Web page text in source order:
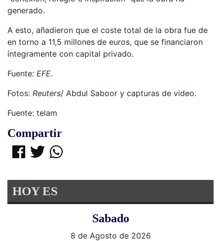
generado.
A esto, añadieron que el coste total de la obra fue de
en torno a 11,5 millones de euros, que se financiaron
íntegramente con capital privado.
Fuente: EFE.
Fotos: Reuters/ Abdul Saboor y capturas de video.
Fuente: telam
Compartir
HOY ES
Sabado
8 de Agosto de 2026